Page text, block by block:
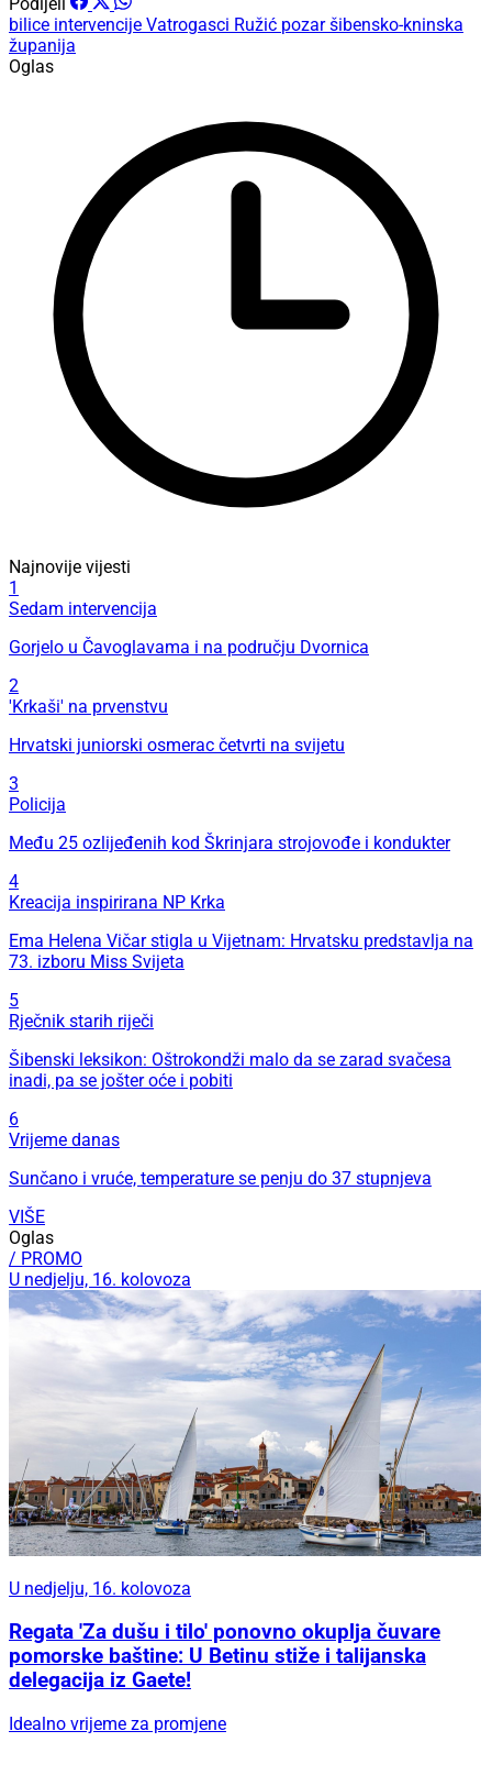
Podijeli
bilice intervencije Vatrogasci Ružić pozaršibensko-kninska
županija
Oglas
Najnovije vijesti
1
Sedam intervencija
Gorjelo u Čavoglavama i na području Dvornica
2
'Krkaši' na prvenstvu
Hrvatski juniorski osmerac četvrti na svijetu
3
Policija
Među 25 ozlijeđenih kod Škrinjara strojovođe i kondukter
4
Kreacija inspirirana NP Krka
Ema Helena Vičar stigla u Vijetnam: Hrvatsku predstavlja na
73. izboru Miss Svijeta
5
Rječnik starih riječi
Šibenski leksikon: Oštrokondži malo da se zarad svačesa
inadi, pa se jošter oće i pobiti
6
Vrijeme danas
Sunčano i vruće, temperature se penju do 37 stupnjeva
VIŠE
Oglas
/ PROMO
U nedjelju, 16. kolovoza
U nedjelju, 16. kolovoza
Regata 'Za dušu i tilo' ponovno okuplja čuvare
pomorske baštine: U Betinu stiže i talijanska
delegacija iz Gaete!
Idealno vrijeme za promjene